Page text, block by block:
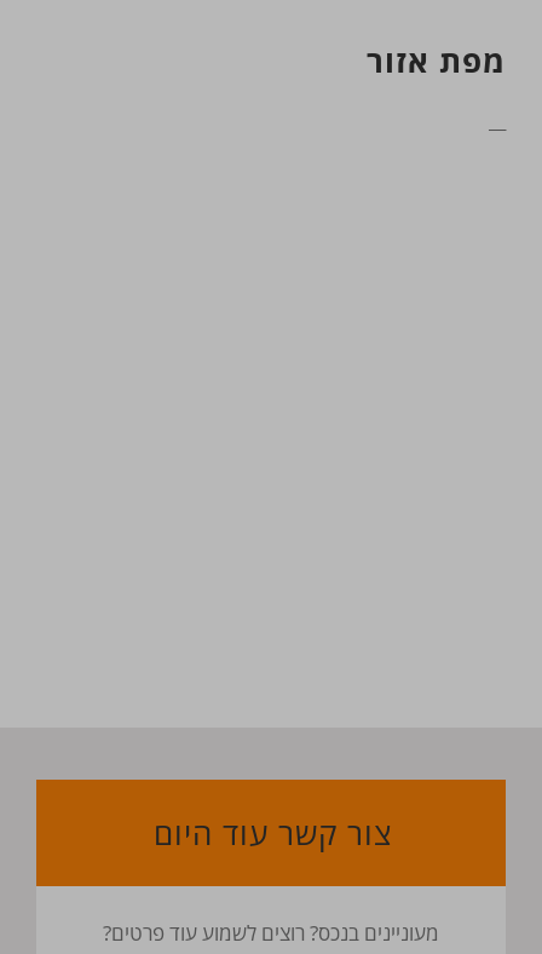
מפת אזור
צור קשר עוד היום
מעוניינים בנכס? רוצים לשמוע עוד פרטים?